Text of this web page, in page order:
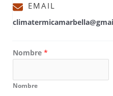
EMAIL
Nombre *
Nombre